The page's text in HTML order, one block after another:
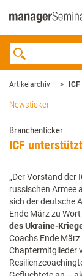
Artikelarchiv
Newsticker
Branchenticker
ICF
„Der Vorstand der
russischen Armee
sich der deutsche
Ende März zu
des Ukraine-
Coachs Ende
Chaptermitglieder